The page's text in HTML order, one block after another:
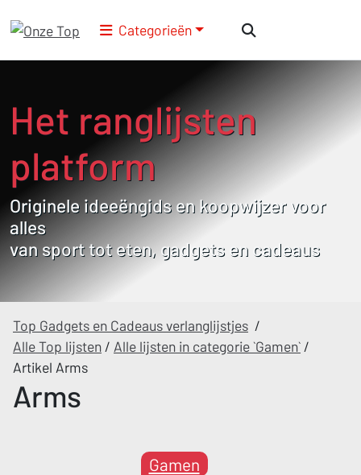
Categorieën
Het ranglijsten
platform
Originele ideeëngids en koopwijzer voor
alles
van sport tot eten, gadgets en cadeaus
Top Gadgets en Cadeaus verlanglijstjes /
Alle Top lijsten / Alle lijsten in categorie `Gamen` /
Artikel Arms
Arms
Gamen